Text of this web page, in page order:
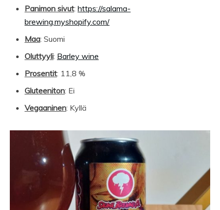
Panimon sivut: https://salama-
brewing.myshopify.com/
Maa: Suomi
Oluttyyli: Barley wine
Prosentit: 11,8 %
Gluteeniton: Ei
Vegaaninen: Kyllä